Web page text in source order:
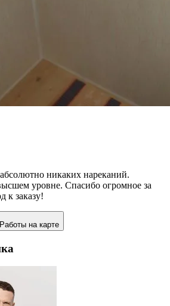
абсолютно никаких нареканий.
уровне. Спасибо огромное за
к заказу!
Работы на карте